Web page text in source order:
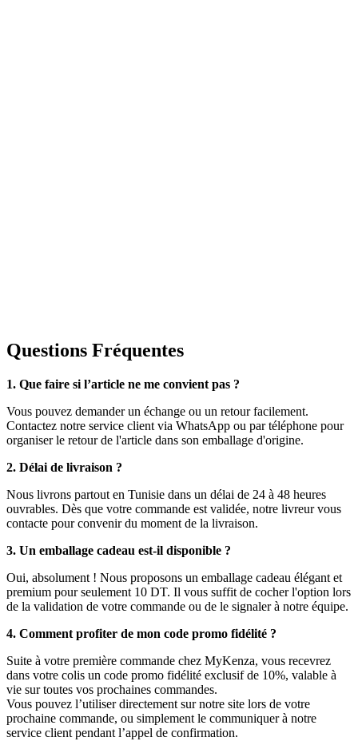
Questions Fréquentes
1. Que faire si l’article ne me convient pas ?
Vous pouvez demander un échange ou un retour facilement.
Contactez notre service client via WhatsApp ou par téléphone pour
organiser le retour de l'article dans son emballage d'origine.
2. Délai de livraison ?
Nous livrons partout en Tunisie dans un délai de 24 à 48 heures
ouvrables. Dès que votre commande est validée, notre livreur vous
contacte pour convenir du moment de la livraison.
3. Un emballage cadeau est-il disponible ?
Oui, absolument ! Nous proposons un emballage cadeau élégant et
premium pour seulement 10 DT. Il vous suffit de cocher l'option lors
de la validation de votre commande ou de le signaler à notre équipe.
4. Comment profiter de mon code promo fidélité ?
Suite à votre première commande chez MyKenza, vous recevrez
dans votre colis un code promo fidélité exclusif de 10%, valable à
vie sur toutes vos prochaines commandes.
Vous pouvez l’utiliser directement sur notre site lors de votre
prochaine commande, ou simplement le communiquer à notre
service client pendant l’appel de confirmation.